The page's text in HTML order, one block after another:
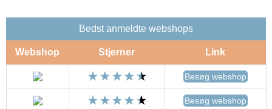
Bedst anmeldte webshops
Webshop Stjerner Link
Besøg webshop
Besøg webshop